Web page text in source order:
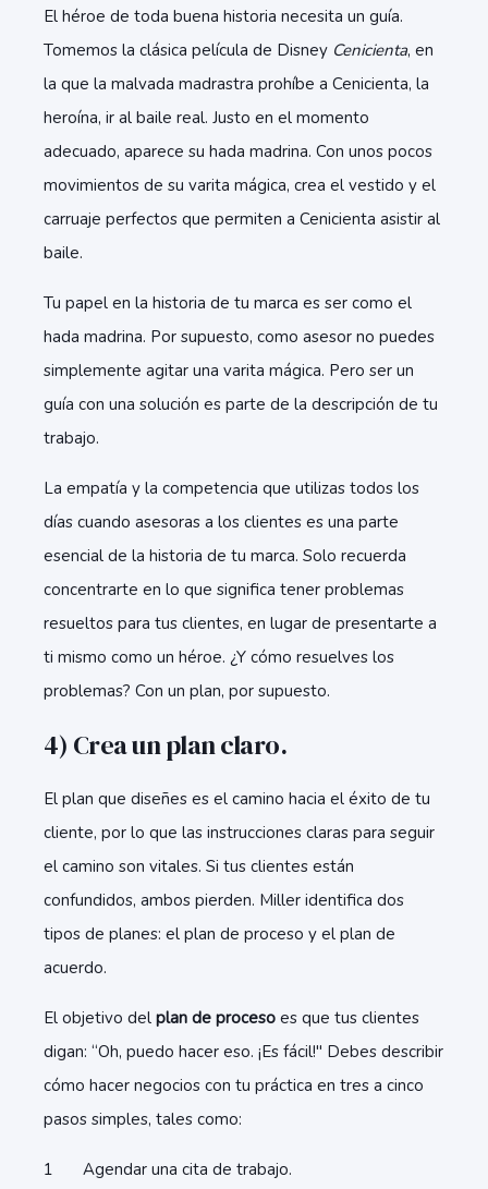
El héroe de toda buena historia necesita un guía.
Tomemos la clásica película de Disney Cenicienta, en
la que la malvada madrastra prohíbe a Cenicienta, la
heroína, ir al baile real. Justo en el momento
adecuado, aparece su hada madrina. Con unos pocos
movimientos de su varita mágica, crea el vestido y el
carruaje perfectos que permiten a Cenicienta asistir al
baile.
Tu papel en la historia de tu marca es ser como el
hada madrina. Por supuesto, como asesor no puedes
simplemente agitar una varita mágica. Pero ser un
guía con una solución es parte de la descripción de tu
trabajo.
La empatía y la competencia que utilizas todos los
días cuando asesoras a los clientes es una parte
esencial de la historia de tu marca. Solo recuerda
concentrarte en lo que significa tener problemas
resueltos para tus clientes, en lugar de presentarte a
ti mismo como un héroe. ¿Y cómo resuelves los
problemas? Con un plan, por supuesto.
4) Crea un plan claro.
El plan que diseñes es el camino hacia el éxito de tu
cliente, por lo que las instrucciones claras para seguir
el camino son vitales. Si tus clientes están
confundidos, ambos pierden. Miller identifica dos
tipos de planes: el plan de proceso y el plan de
acuerdo.
El objetivo del plan de proceso es que tus clientes
digan: “Oh, puedo hacer eso. ¡Es fácil!" Debes describir
cómo hacer negocios con tu práctica en tres a cinco
pasos simples, tales como:
Agendar una cita de trabajo.